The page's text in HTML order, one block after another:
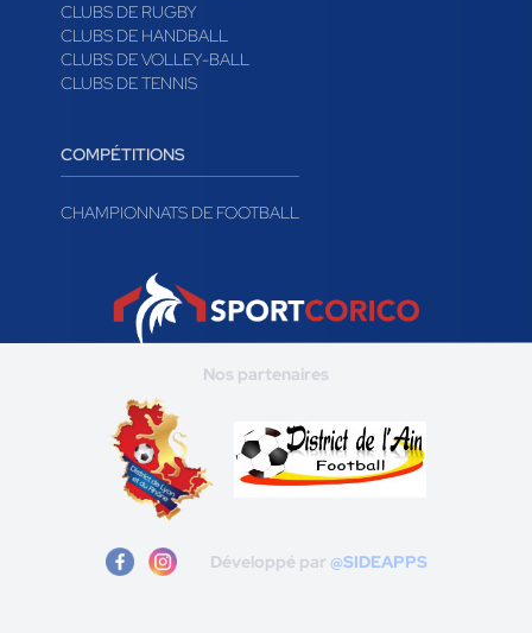
CLUBS DE RUGBY
CLUBS DE HANDBALL
CLUBS DE VOLLEY-BALL
CLUBS DE TENNIS
COMPÉTITIONS
CHAMPIONNATS DE FOOTBALL
Nos partenaires
Développé par @SIDEAPPS